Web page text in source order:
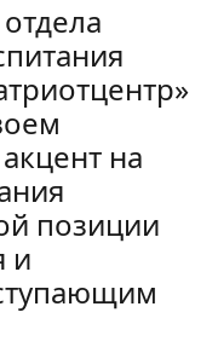
на
позиции
и